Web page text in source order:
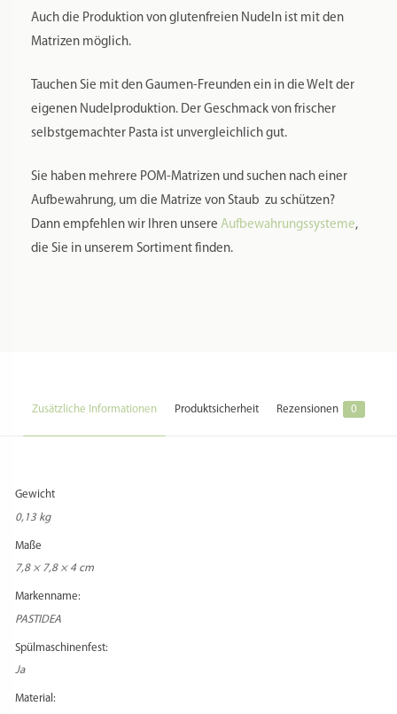
Auch die Produktion von glutenfreien Nudeln ist mit den
Matrizen möglich.
Tauchen Sie mit den Gaumen-Freunden ein in die Welt der
eigenen Nudelproduktion. Der Geschmack von frischer
selbstgemachter Pasta ist unvergleichlich gut.
Sie haben mehrere POM-Matrizen und suchen nach einer
Aufbewahrung, um die Matrize von Staub zu schützen?
Dann empfehlen wir Ihren unsere Aufbewahrungssysteme,
die Sie in unserem Sortiment finden.
Zusätzliche Informationen Produktsicherheit Rezensionen 0
Gewicht
0,13 kg
Maße
7,8 × 7,8 × 4 cm
Markenname:
PASTIDEA
Spülmaschinenfest:
Ja
Material: